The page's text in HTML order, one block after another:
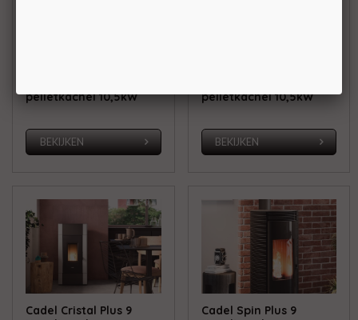
pelletkachel 10,5kW
BEKIJKEN
pelletkachel 10,5kW
BEKIJKEN
Cadel Cristal Plus 9
Cadel Spin Plus 9